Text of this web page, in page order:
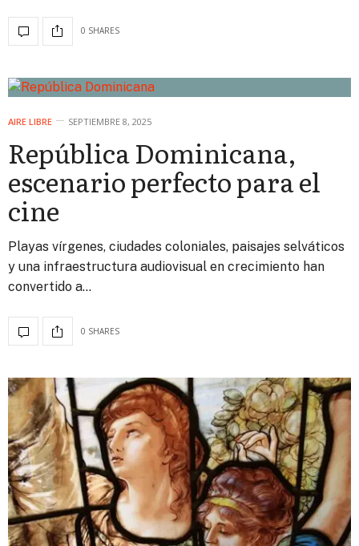
0 SHARES
AIRE LIBRE SEPTIEMBRE 8, 2025
República Dominicana,
escenario perfecto para el
cine
Playas vírgenes, ciudades coloniales, paisajes selváticos
y una infraestructura audiovisual en crecimiento han
convertido a…
0 SHARES